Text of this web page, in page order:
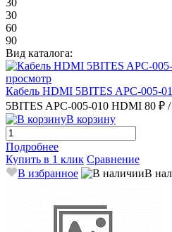
30
60
90
Вид каталога:
просмотр
Кабель HDMI 5BITES APC-005-
5BITES APC-005-010 HDMI 80 ₽
В корзину
Подробнее
Купить в 1 клик Сравнение
В избранное
В